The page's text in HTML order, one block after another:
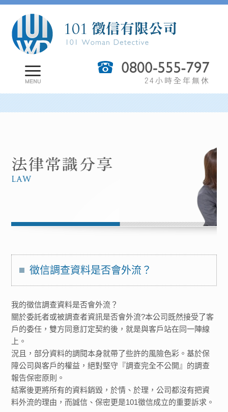
徵信調查資料是否會外流？
我的徵信調查資料是否會外流？
關於委託者或被調查者資訊是否會外流?本公司既然接受了客
戶的委任，雙方同意訂定契約後，就是與客戶站在同一陣線
上。
況且，部分資料的調閱本身就帶了些許的風險色彩。基於保
障公司與客戶的權益，絕對堅守『調查完全不公開』的調查
報告保密原則。
結案後更將所有的資料銷毀，於情、於理，公司都沒有把資
料外流的理由，而誠信、保密更是101徵信成立的重要訴求。